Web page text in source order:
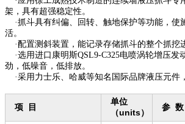
架，具有超强稳定性。
·抓斗具有纠偏、回转、触地保护等功能，使
活。
·配置测斜装置，能记录存储抓斗的整个抓挖
·选用进口康明斯QSL9-C325电喷涡轮增压发
劲，低噪音，低排放。
·采用力士乐、哈威等知名国际品牌液压元件
项 目
单位
（units）
参 数